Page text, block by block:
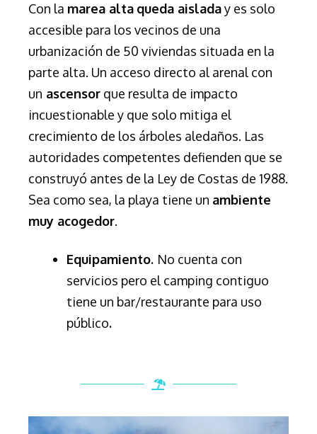
Con la marea alta queda aisladay es solo
accesible para los vecinos de una
urbanización de 50 viviendas situada en la
parte alta. Un acceso directo al arenal con
un ascensor que resulta de impacto
incuestionable y que solo mitiga el
crecimiento de los árboles aledaños. Las
autoridades competentes defienden que se
construyó antes de la Ley de Costas de 1988.
Sea como sea, la playa tiene un ambiente
muy acogedor.
Equipamiento. No cuenta con
servicios pero el camping contiguo
tiene un bar/restaurante para uso
público.